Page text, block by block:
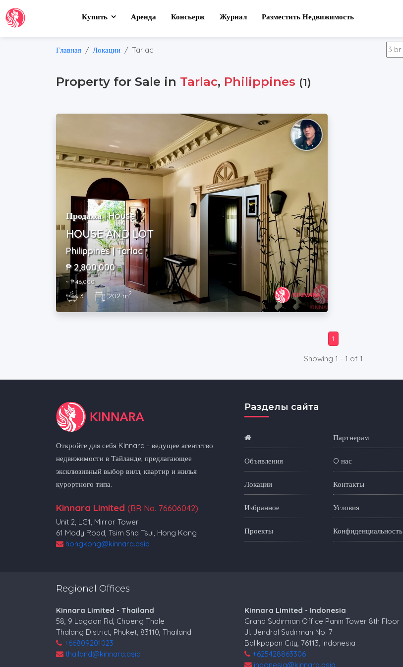
Купить Аренда Консьерж Журнал Разместить Недвижимость
Главная Локации Tarlac
Property for Sale in Tarlac, Philippines (1)
Продажа | House
HOUSE AND LOT
Philippines | Tarlac
₱ 2,800,000
~ ₱ 46,000
3 | 202 m2
1
Showing 1 - 1 of 1
Откройте для себя Kinnara - ведущее агентство
недвижимости в Тайланде, предлагающее
эксклюзивный выбор вилл, квартир и жилья
курортного типа.
Kinnara Limited (BR No. 76606042)
Unit 2, LG1, Mirror Tower
61 Mody Road, Tsim Sha Tsui, Hong Kong
hongkong@kinnara.asia
Разделы сайта
Объявления
Локации
Избранное
Проекты
Партнерам
O нас
Контакты
Условия
Конфиденциальность
Regional Offices
Kinnara Limited - Thailand
58, 9 Lagoon Rd, Choeng Thale
Thalang District, Phuket, 83110, Thailand
+66809201023
thailand@kinnara.asia
Kinnara Limited - Indonesia
Grand Sudirman Office Panin Tower 8th Floor
Jl. Jendral Sudirman No. 7
Balikpapan City, 76113, Indonesia
+625428863306
indonesia@kinnara.asia